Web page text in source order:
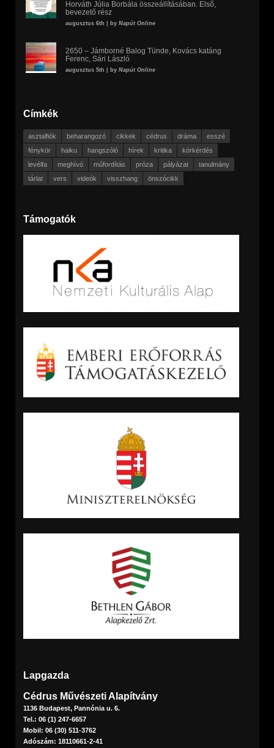
Horváth Júlia Borbála összeállításában. Első,
bevezető rész
augusztus 6th | by Napút Online
2650 – Jámborné Balog Tünde, Kovács katáng
Ferenc, Sári László
augusztus 5th | by Napút Online
Címkék
asztalfiók beharangozó cikkek cédrus dráma
esszé
fénykör
haiku hangszóló hírek kritika
körkérdés
levélfa
meghívó műfordítás próza pályázat
tanulmány
tárlat
vers videók visszhang önszócikk
Támogatók
Lapgazda
Cédrus Művészeti Alapítvány
1136 Budapest, Pannónia u. 6.
Tel.: 06 (1) 247-6657
Mobil: 06 (30) 511-3762
Adószám: 18110661-2-41